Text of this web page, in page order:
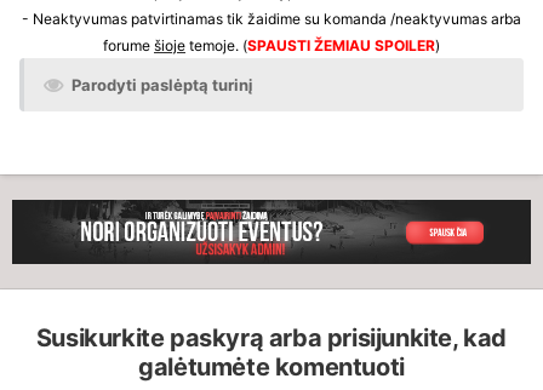
- Neaktyvumas patvirtinamas tik žaidime su komanda /neaktyvumas arba
forume šioje temoje. (SPAUSTI ŽEMIAU SPOILER)
Parodyti paslėptą turinį
Susikurkite paskyrą arba prisijunkite, kad
galėtumėte komentuoti